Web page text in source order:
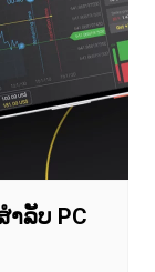
າລັບ PC